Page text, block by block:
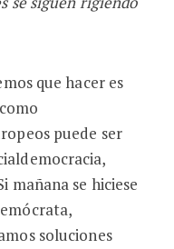
que hacer es
puede ser
mañana se hiciese
soluciones